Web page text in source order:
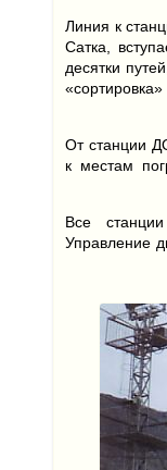
Линия к
Сатка,
десятки
От станции
к местам
Все
Управление